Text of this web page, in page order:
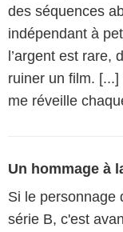
des séquences
indépendant à
l’argent est rare,
ruiner un film.
me réveille
Un hommage à
Si le personnage
série B, c'est